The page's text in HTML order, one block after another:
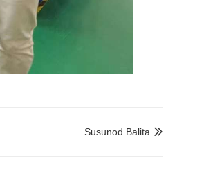

Susunod Balita